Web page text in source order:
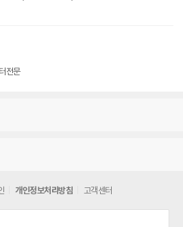
전문
개인정보처리방침 고객센터